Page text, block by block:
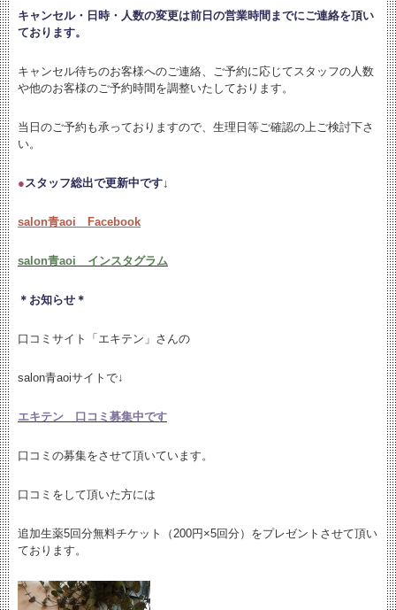
キャンセル・日時・人数の変更は前日の営業時間までにご連絡を頂い
ております。
キャンセル待ちのお客様へのご連絡、ご予約に応じてスタッフの人数
や他のお客様のご予約時間を調整いたしております。
当日のご予約も承っておりますので、生理日等ご確認の上ご検討下さ
い。
●スタッフ総出で更新中です↓
salon青aoi Facebook
salon青aoi インスタグラム
＊お知らせ＊
口コミサイト「エキテン」さんの
salon青aoiサイトで↓
エキテン 口コミ募集中です
口コミの募集をさせて頂いています。
口コミをして頂いた方には
追加生薬5回分無料チケット（200円×5回分）をプレゼントさせて頂い
ております。